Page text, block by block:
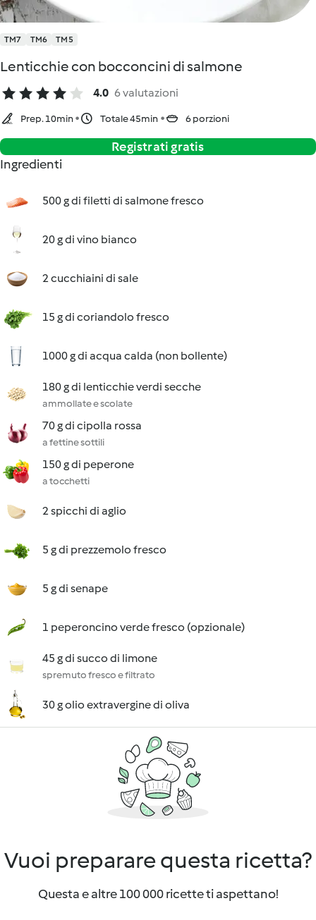
TM7 TM6 TM5
Lenticchie con bocconcini di salmone
4.0 6 valutazioni
Prep. 10min Totale 45min 6 porzioni
Registrati gratis
Ingredienti
500 g di filetti di salmone fresco
20 g di vino bianco
2 cucchiaini di sale
15 g di coriandolo fresco
1000 g di acqua calda (non bollente)
180 g di lenticchie verdi secche
ammollate e scolate
70 g di cipolla rossa
a fettine sottili
150 g di peperone
a tocchetti
2 spicchi di aglio
5 g di prezzemolo fresco
5 g di senape
1 peperoncino verde fresco (opzionale)
45 g di succo di limone
spremuto fresco e filtrato
30 g olio extravergine di oliva
Vuoi preparare questa ricetta?
Questa e altre 100 000 ricette ti aspettano!